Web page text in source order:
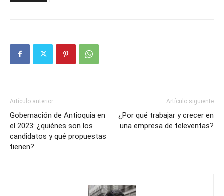
Artículo anterior
Gobernación de Antioquia en
el 2023: ¿quiénes son los
candidatos y qué propuestas
tienen?
Artículo siguiente
¿Por qué trabajar y crecer en
una empresa de televentas?